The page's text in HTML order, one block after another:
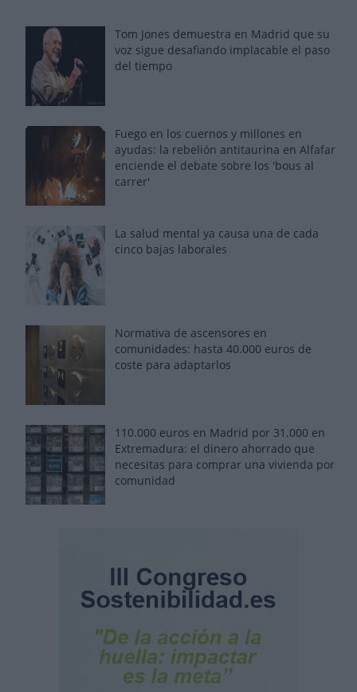
Tom Jones demuestra en Madrid que su
voz sigue desafiando implacable el paso
del tiempo
Fuego en los cuernos y millones en
ayudas: la rebelión antitaurina en Alfafar
enciende el debate sobre los 'bous al
carrer'
La salud mental ya causa una de cada
cinco bajas laborales
Normativa de ascensores en
comunidades: hasta 40.000 euros de
coste para adaptarlos
110.000 euros en Madrid por 31.000 en
Extremadura: el dinero ahorrado que
necesitas para comprar una vivienda por
comunidad